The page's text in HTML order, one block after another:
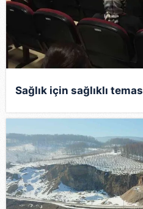
Sağlık için sağlıklı temas